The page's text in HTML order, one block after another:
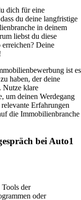
dich für eine
du deine langfristige
in deinem
liebst du diese
Deine
ist es
haben, der deine
Nutze klare
um deinen Werdegang
Erfahrungen
die Immobilienbranche
bei Auto1
Tools der
oder